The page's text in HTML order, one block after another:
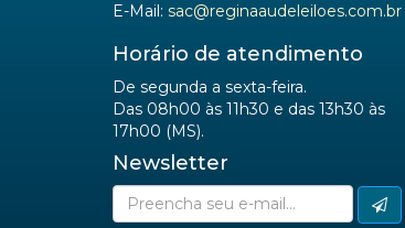
E-Mail: sac@reginaaudeleiloes.com.br
Horário de atendimento
De segunda a sexta-feira.
Das 08h00 às 11h30 e das 13h30 às
17h00 (MS).
Newsletter